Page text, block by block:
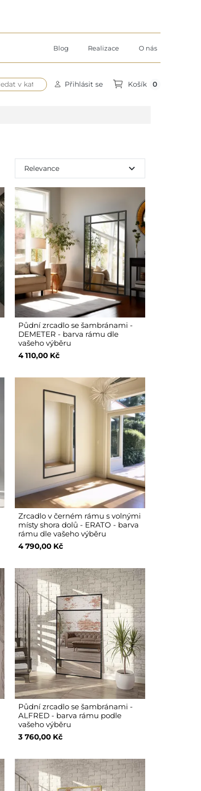
Blog Realizace O nás
Přihlásit se Košík 0
Relevance expand_more
Půdní zrcadlo se šambránami -
DEMETER - barva rámu dle
vašeho výběru
4 110,00 Kč
Zrcadlo v černém rámu s volnými
místy shora dolů - ERATO - barva
rámu dle vašeho výběru
4 790,00 Kč
Půdní zrcadlo se šambránami -
ALFRED - barva rámu podle
vašeho výběru
3 760,00 Kč